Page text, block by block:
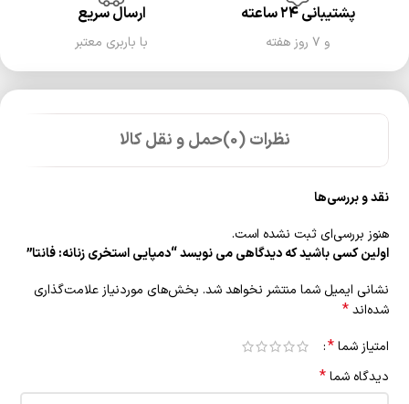
پشتیبانی ۲۴ ساعته
و ۷ روز هفته
ارسال سریع
با باربری معتبر
نظرات (0) حمل و نقل کالا
نقد و بررسی‌ها
هنوز بررسی‌ای ثبت نشده است.
اولین کسی باشید که دیدگاهی می نویسد “دمپایی استخری زنانه: فانتا”
نشانی ایمیل شما منتشر نخواهد شد. بخش‌های موردنیاز علامت‌گذاری
شده‌اند*
امتیاز شما*
دیدگاه شما*